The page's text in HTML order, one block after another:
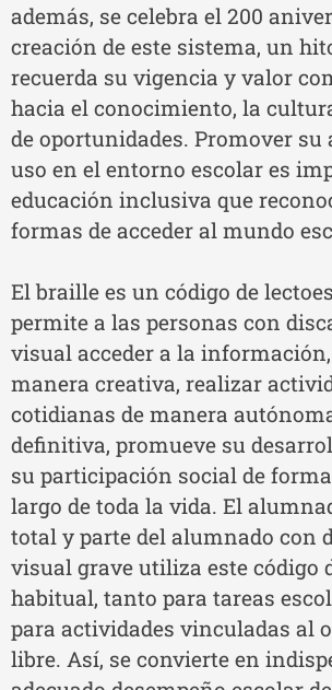
además, se celebra el 200
creación de este sistema, un
recuerda su vigencia y valor
hacia el conocimiento, la
de oportunidades. Promover su
uso en el entorno escolar es
educación inclusiva que
formas de acceder al mundo
El braille es un código de
permite a las personas con
visual acceder a la
manera creativa, realizar
cotidianas de manera
definitiva, promueve su
su participación social de
largo de toda la vida. El
total y parte del alumnado con
visual grave utiliza este código
habitual, tanto para tareas
para actividades vinculadas al
libre. Así, se convierte en